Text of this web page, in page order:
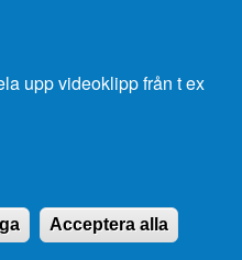
i Nordiska rådet och det
se till att stoppa det här
Om man jobbar som
ju precis samma sak
nordiska att fortsätta att
upp videoklipp från t ex
Acceptera alla